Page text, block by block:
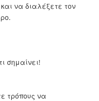
να διαλέξετε τον
σημαίνει!
τρόπους να